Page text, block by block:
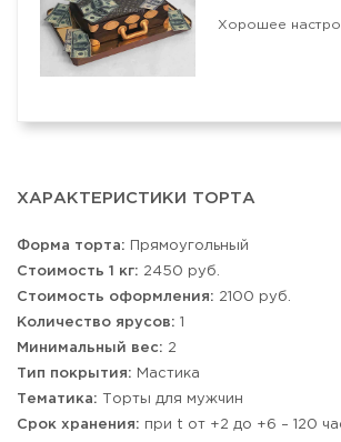
Хорошее
ХАРАКТЕРИСТИКИ ТОРТА
Форма торта: Прямоугольный
Стоимость 1 кг: 2450 руб.
Стоимость оформления: 2100 руб.
Количество ярусов: 1
Минимальный вес: 2
Тип покрытия: Мастика
Тематика: Торты для мужчин
Срок хранения: при t от +2 до +6 – 120